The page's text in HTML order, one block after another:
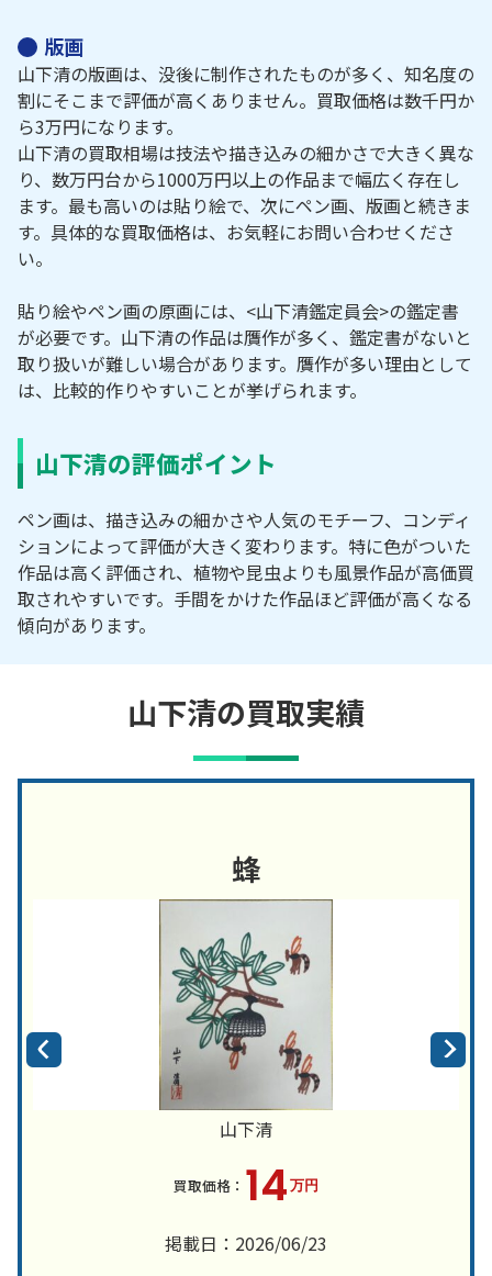
版画
山下清の版画は、没後に制作されたものが多く、知名度の
割にそこまで評価が高くありません。買取価格は数千円か
ら3万円になります。
山下清の買取相場は技法や描き込みの細かさで大きく異な
り、数万円台から1000万円以上の作品まで幅広く存在し
ます。最も高いのは貼り絵で、次にペン画、版画と続きま
す。具体的な買取価格は、お気軽にお問い合わせくださ
い。
貼り絵やペン画の原画には、<山下清鑑定員会>の鑑定書
が必要です。山下清の作品は贋作が多く、鑑定書がないと
取り扱いが難しい場合があります。贋作が多い理由として
は、比較的作りやすいことが挙げられます。
山下清の評価ポイント
ペン画は、描き込みの細かさや人気のモチーフ、コンディ
ションによって評価が大きく変わります。特に色がついた
作品は高く評価され、植物や昆虫よりも風景作品が高価買
取されやすいです。手間をかけた作品ほど評価が高くなる
傾向があります。
山下清の買取実績
蜂
山下清
14万円
掲載日：2026/06/23